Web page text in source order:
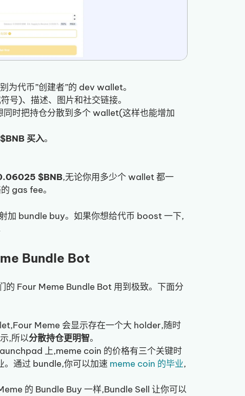
为代币”创建者”的 dev wallet。
号)、描述、图片和社交链接。
同时把持仓分散到多个 wallet(这样也能增加
买入。
$BNB,无论你用多少个 wallet 都一
gas fee。
加 bundle buy。如果你想给代币 boost 一下,
Bundle Bot
的 Four Meme Bundle Bot 用到极致。下面分
Meme 会显示存在一个大 holder,随时
,所以分散持仓更明智。
上,meme coin 的价格有三个关键时
通过 bundle,你可以加速 meme coin 的毕业,
的 Bundle Buy 一样,Bundle Sell 让你可以